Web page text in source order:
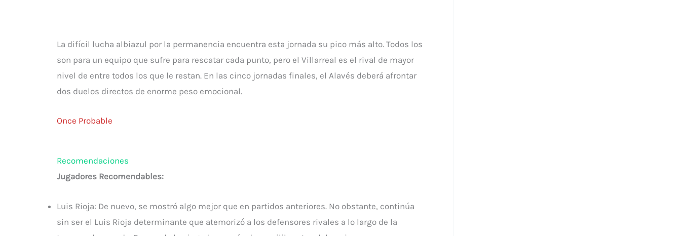
La difícil lucha albiazul por la permanencia encuentra esta jornada su pico más alto. Todos los
son para un equipo que sufre para rescatar cada punto, pero el Villarreal es el rival de mayor
nivel de entre todos los que le restan. En las cinco jornadas finales, el Alavés deberá afrontar
dos duelos directos de enorme peso emocional.
Once Probable
Recomendaciones
Jugadores Recomendables:
Luis Rioja: De nuevo, se mostró algo mejor que en partidos anteriores. No obstante, continúa
sin ser el Luis Rioja determinante que atemorizó a los defensores rivales a lo largo de la